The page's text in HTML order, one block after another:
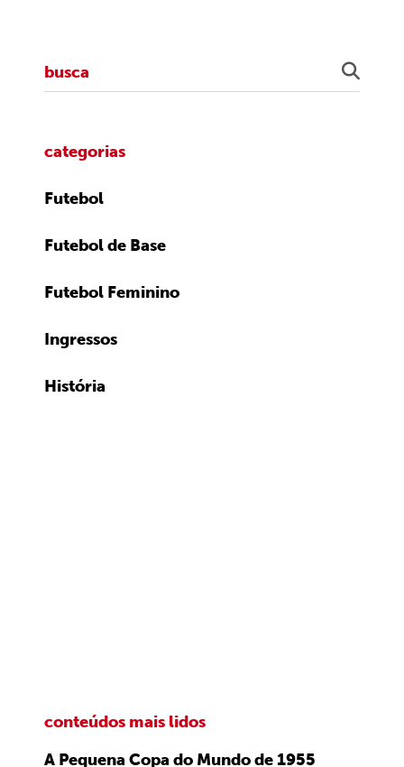
categorias
Futebol
Futebol de Base
Futebol Feminino
Ingressos
História
conteúdos mais lidos
A Pequena Copa do Mundo de 1955